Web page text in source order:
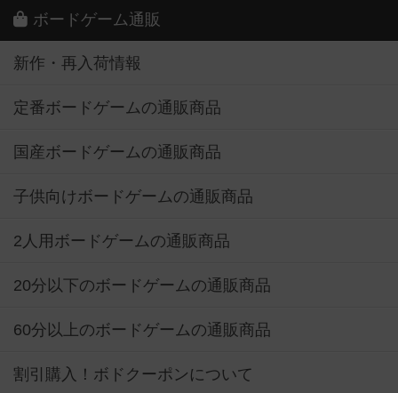
ボードゲーム通販
新作・再入荷情報
定番ボードゲームの通販商品
国産ボードゲームの通販商品
子供向けボードゲームの通販商品
2人用ボードゲームの通販商品
20分以下のボードゲームの通販商品
60分以上のボードゲームの通販商品
割引購入！ボドクーポンについて